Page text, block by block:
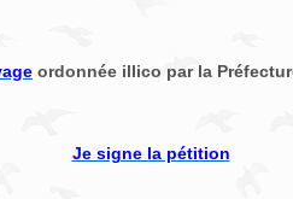
ordonnée illico par la
Je signe la pétition